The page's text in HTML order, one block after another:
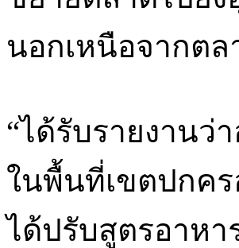
นอกเหนือจากตล
“ได้รับรายงานว่
ในพื้นที่เขตปกค
ได้ปรับสูตรอาห